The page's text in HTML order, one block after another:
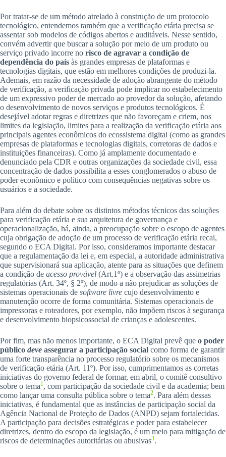
Por tratar-se de um método atrelado à construção de um protocolo
tecnológico, entendemos também que a verificação etária precisa se
assentar sob modelos de códigos abertos e auditáveis. Nesse sentido,
convém advertir que buscar a solução por meio de um produto ou
serviço privado incorre no risco de agravar a condição de
dependência do país às grandes empresas de plataformas e
tecnologias digitais, que estão em melhores condições de produzi-la.
Ademais, em razão da necessidade de adoção abrangente do método
de verificação, a verificação privada pode implicar no estabelecimento
de um expressivo poder de mercado ao provedor da solução, afetando
o desenvolvimento de novos serviços e produtos tecnológicos. É
desejável adotar regras e diretrizes que não favoreçam e criem, nos
limites da legislação, limites para a realização da verificação etária aos
principais agentes econômicos do ecossistema digital (como as grandes
empresas de plataformas e tecnologias digitais, corretoras de dados e
instituições financeiras). Como já amplamente documentado e
denunciado pela CDR e outras organizações da sociedade civil, essa
concentração de dados possibilita a esses conglomerados o abuso de
poder econômico e político com consequências negativas sobre os
usuários e a sociedade.
Para além do debate sobre os distintos métodos técnicos das soluções
para verificação etária e sua arquitetura de governança e
operacionalização, há, ainda, a preocupação sobre o escopo de agentes
cuja obrigação de adoção de um processo de verificação etária recai,
segundo o ECA Digital. Por isso, consideramos importante destacar
que a regulamentação da lei e, em especial, a autoridade administrativa
que supervisionará sua aplicação, atente para as situações que definem
a condição de acesso provável (Art.1º) e a observação das assimetrias
regulatórias (Art. 34º, § 2º), de modo a não prejudicar as soluções de
sistemas operacionais de software livre cujo desenvolvimento e
manutenção ocorre de forma comunitária. Sistemas operacionais de
impressoras e roteadores, por exemplo, não impõem riscos à segurança
e desenvolvimento biopsicossocial de crianças e adolescentes.
Por fim, mas não menos importante, o ECA Digital prevê que o poder
público deve assegurar a participação social como forma de garantir
uma forte transparência no processo regulatório sobre os mecanismos
de verificação etária (Art. 11º). Por isso, cumprimentamos as corretas
iniciativas do governo federal de formar, em abril, o comitê consultivo
sobre o tema1, com participação da sociedade civil e da academia; bem
como lançar uma consulta pública sobre o tema2. Para além dessas
iniciativas, é fundamental que as instâncias de participação social da
Agência Nacional de Proteção de Dados (ANPD) sejam fortalecidas.
A participação para decisões estratégicas e poder para estabelecer
diretrizes, dentro do escopo da legislação, é um meio para mitigação de
riscos de determinações autoritárias ou abusivas3.